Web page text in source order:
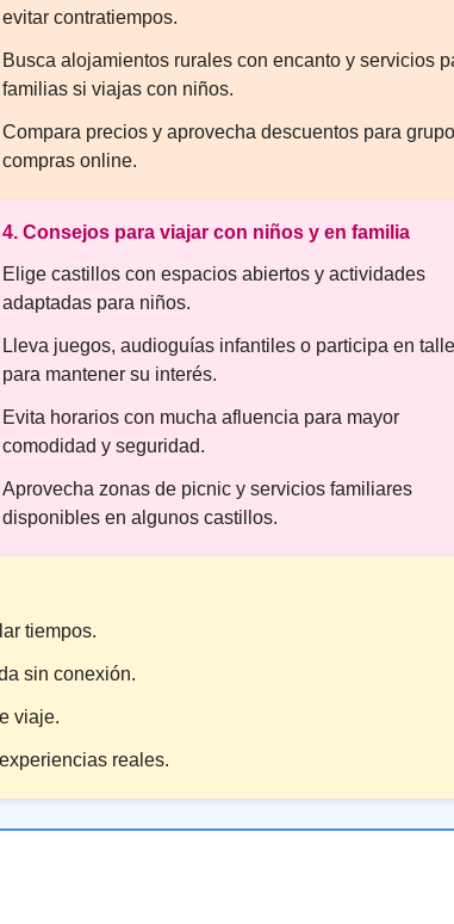
evitar contratiempos.
Busca alojamientos rurales con encanto y servicios
familias si viajas con niños.
Compara precios y aprovecha descuentos para
compras online.
4. Consejos para viajar con niños y en familia
Elige castillos con espacios abiertos y actividades
adaptadas para niños.
Lleva juegos, audioguías infantiles o participa en
para mantener su interés.
Evita horarios con mucha afluencia para mayor
comodidad y seguridad.
Aprovecha zonas de picnic y servicios familiares
disponibles en algunos castillos.
tiempos.
sin conexión.
viaje.
reales.